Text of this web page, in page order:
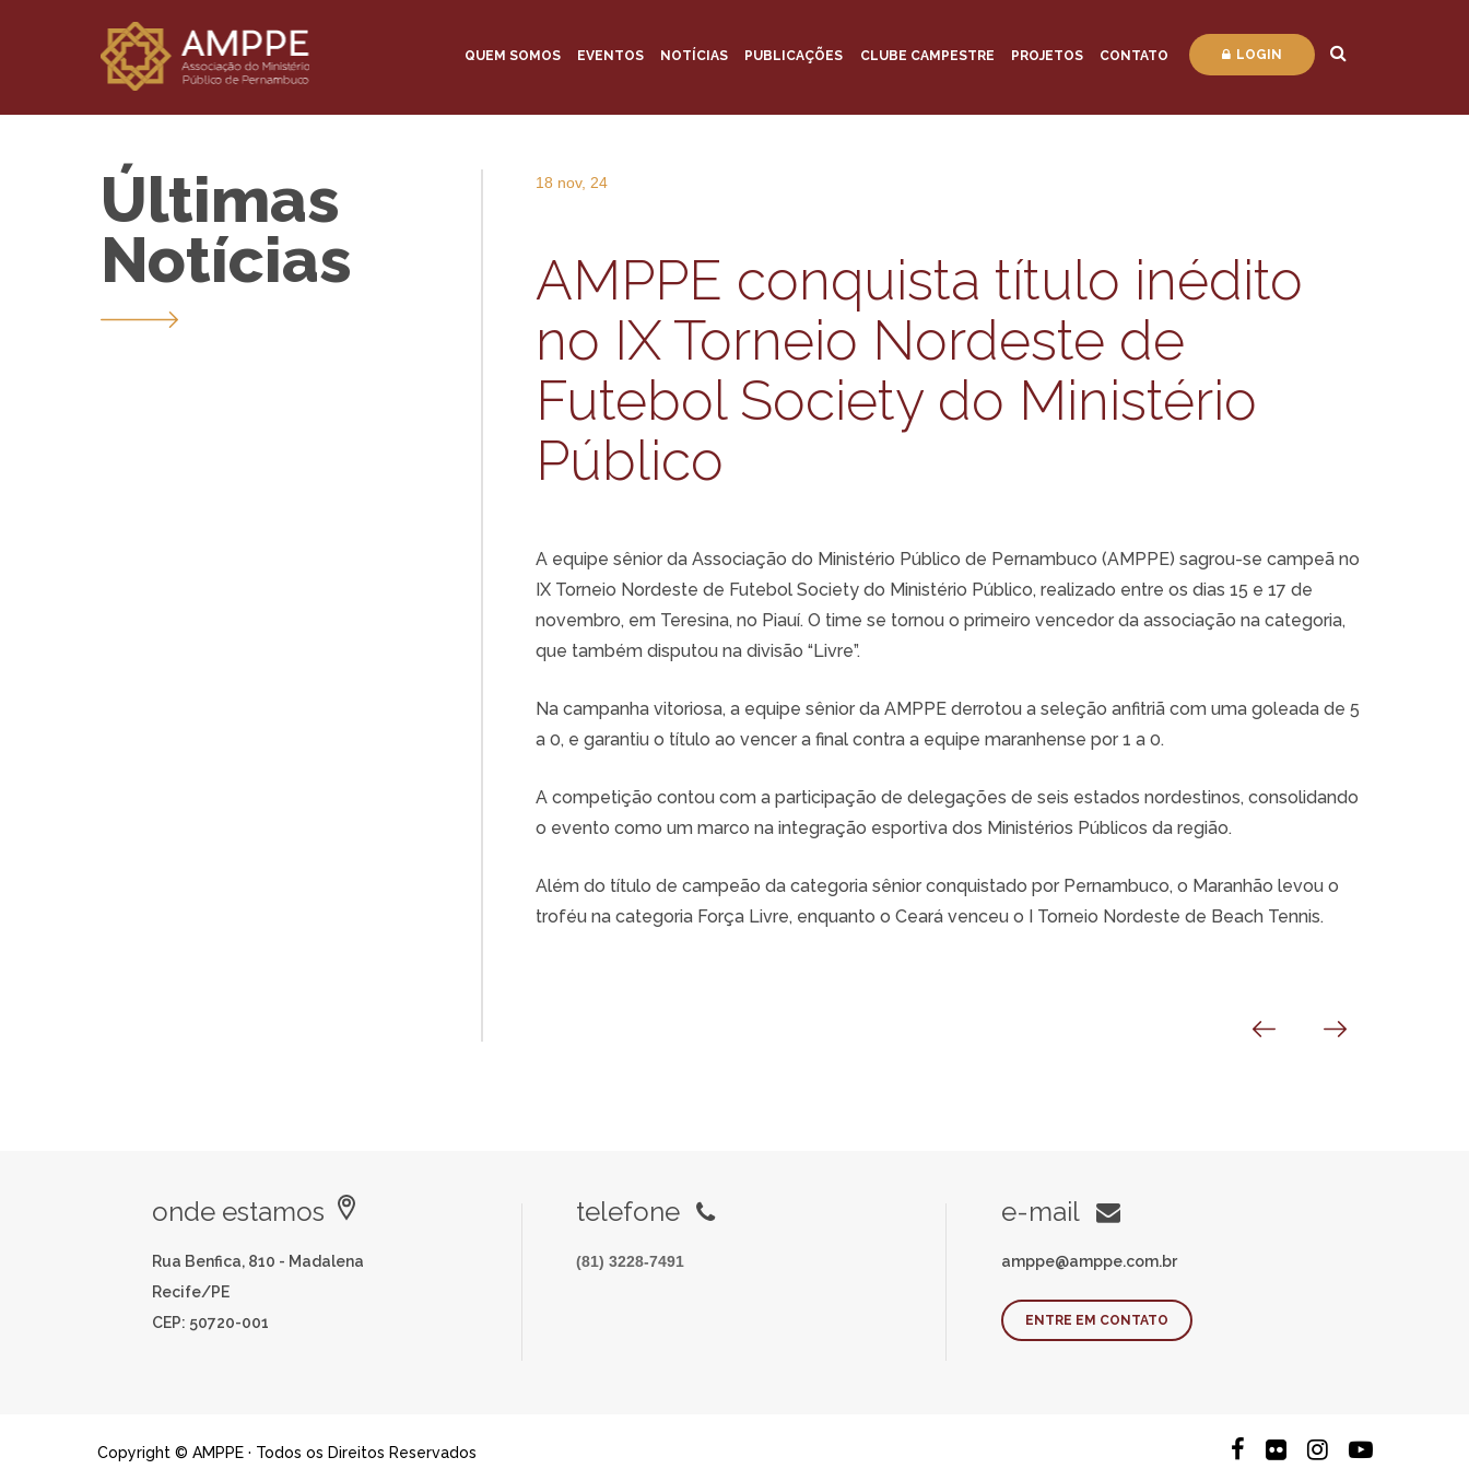
QUEM SOMOS EVENTOS NOTÍCIAS PUBLICAÇÕES CLUBE CAMPESTRE PROJETOS CONTATO LOGIN
Últimas
Notícias
18 nov, 24
AMPPE conquista título inédito
no IX Torneio Nordeste de
Futebol Society do Ministério
Público
A equipe sênior da Associação do Ministério Público de Pernambuco (AMPPE) sagrou-se campeã no
IX Torneio Nordeste de Futebol Society do Ministério Público, realizado entre os dias 15 e 17 de
novembro, em Teresina, no Piauí. O time se tornou o primeiro vencedor da associação na categoria,
que também disputou na divisão “Livre”.
Na campanha vitoriosa, a equipe sênior da AMPPE derrotou a seleção anfitriã com uma goleada de 5
a 0, e garantiu o título ao vencer a final contra a equipe maranhense por 1 a 0.
A competição contou com a participação de delegações de seis estados nordestinos, consolidando
o evento como um marco na integração esportiva dos Ministérios Públicos da região.
Além do título de campeão da categoria sênior conquistado por Pernambuco, o Maranhão levou o
troféu na categoria Força Livre, enquanto o Ceará venceu o I Torneio Nordeste de Beach Tennis.
onde estamos
Rua Benfica, 810 - Madalena
Recife/PE
CEP: 50720-001
telefone
(81) 3228-7491
e-mail
amppe@amppe.com.br
ENTRE EM CONTATO
Copyright © AMPPE · Todos os Direitos Reservados